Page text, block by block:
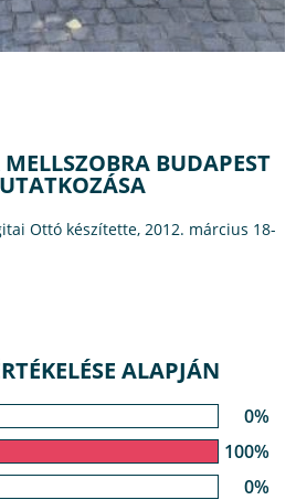
BUDAPEST
Ottó készítette, 2012. március 18-
ALAPJÁN
0%
100%
0%